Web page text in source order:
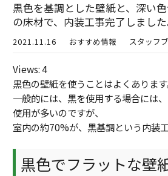
黒色を基調とした壁紙と、深い
の床材で、内装工事完了しました
2021.11.16 おすすめ情報 スタッフ
Views: 4
黒色の壁紙を使うことはよくあります
一般的には、黒を使用する場合には
使用が多いのですが、
室内の約70%が、黒基調という内装
黒色でフラットな壁